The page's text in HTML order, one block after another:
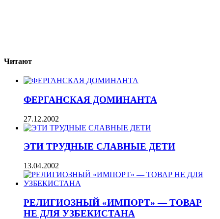
Читают
ФЕРГАНСКАЯ ДОМИНАНТА
27.12.2002
ЭТИ ТРУДНЫЕ СЛАВНЫЕ ДЕТИ
13.04.2002
РЕЛИГИОЗНЫЙ «ИМПОРТ» — ТОВАР
НЕ ДЛЯ УЗБЕКИСТАНА